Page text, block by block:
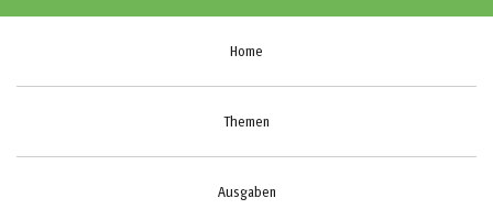
Home
Themen
Ausgaben